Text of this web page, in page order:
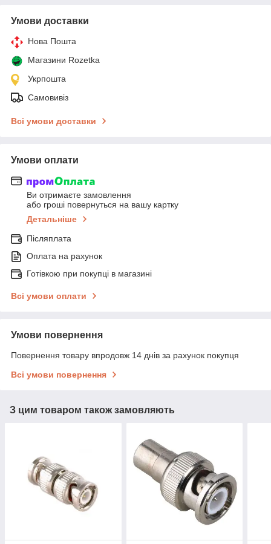
Умови доставки
Нова Пошта
Магазини Rozetka
Укрпошта
Самовивіз
Всі умови доставки
Умови оплати
Ви отримаєте замовлення
або гроші повернуться на вашу картку
Детальніше
Післяплата
Оплата на рахунок
Готівкою при покупці в магазині
Всі умови оплати
Умови повернення
Повернення товару впродовж 14 днів за рахунок покупця
Всі умови повернення
З цим товаром також замовляють